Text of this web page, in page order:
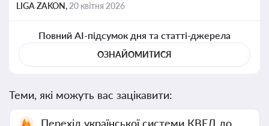
LIGA ZAKON, 20 квітня 2026
Повний AI-підсумок дня та статті-джерела
ОЗНАЙОМИТИСЯ
Теми, які можуть вас зацікавити:
Перехід української системи КВЕД до